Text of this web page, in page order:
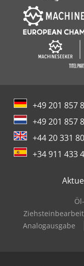
+49 201 857
+49 201 857
+44 20 331
+34 911 433
Analogausgabe